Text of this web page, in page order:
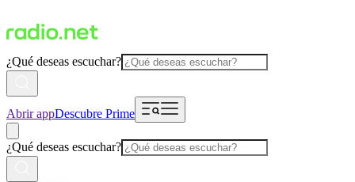
¿Qué deseas escuchar?
Abrir appDescubre Prime
¿Qué deseas escuchar?